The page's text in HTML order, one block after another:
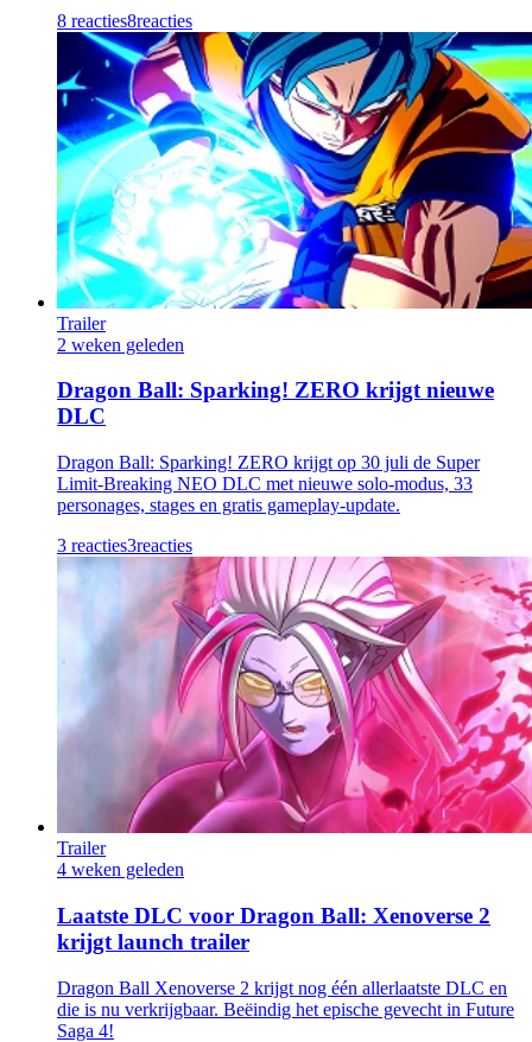
8 reacties8reacties
Trailer
2 weken geleden
Dragon Ball: Sparking! ZERO krijgt nieuwe
DLC
Dragon Ball: Sparking! ZERO krijgt op 30 juli de Super
Limit-Breaking NEO DLC met nieuwe solo-modus, 33
personages, stages en gratis gameplay-update.
3 reacties3reacties
Trailer
4 weken geleden
Laatste DLC voor Dragon Ball: Xenoverse 2
krijgt launch trailer
Dragon Ball Xenoverse 2 krijgt nog één allerlaatste DLC en
die is nu verkrijgbaar. Beëindig het epische gevecht in Future
Saga 4!